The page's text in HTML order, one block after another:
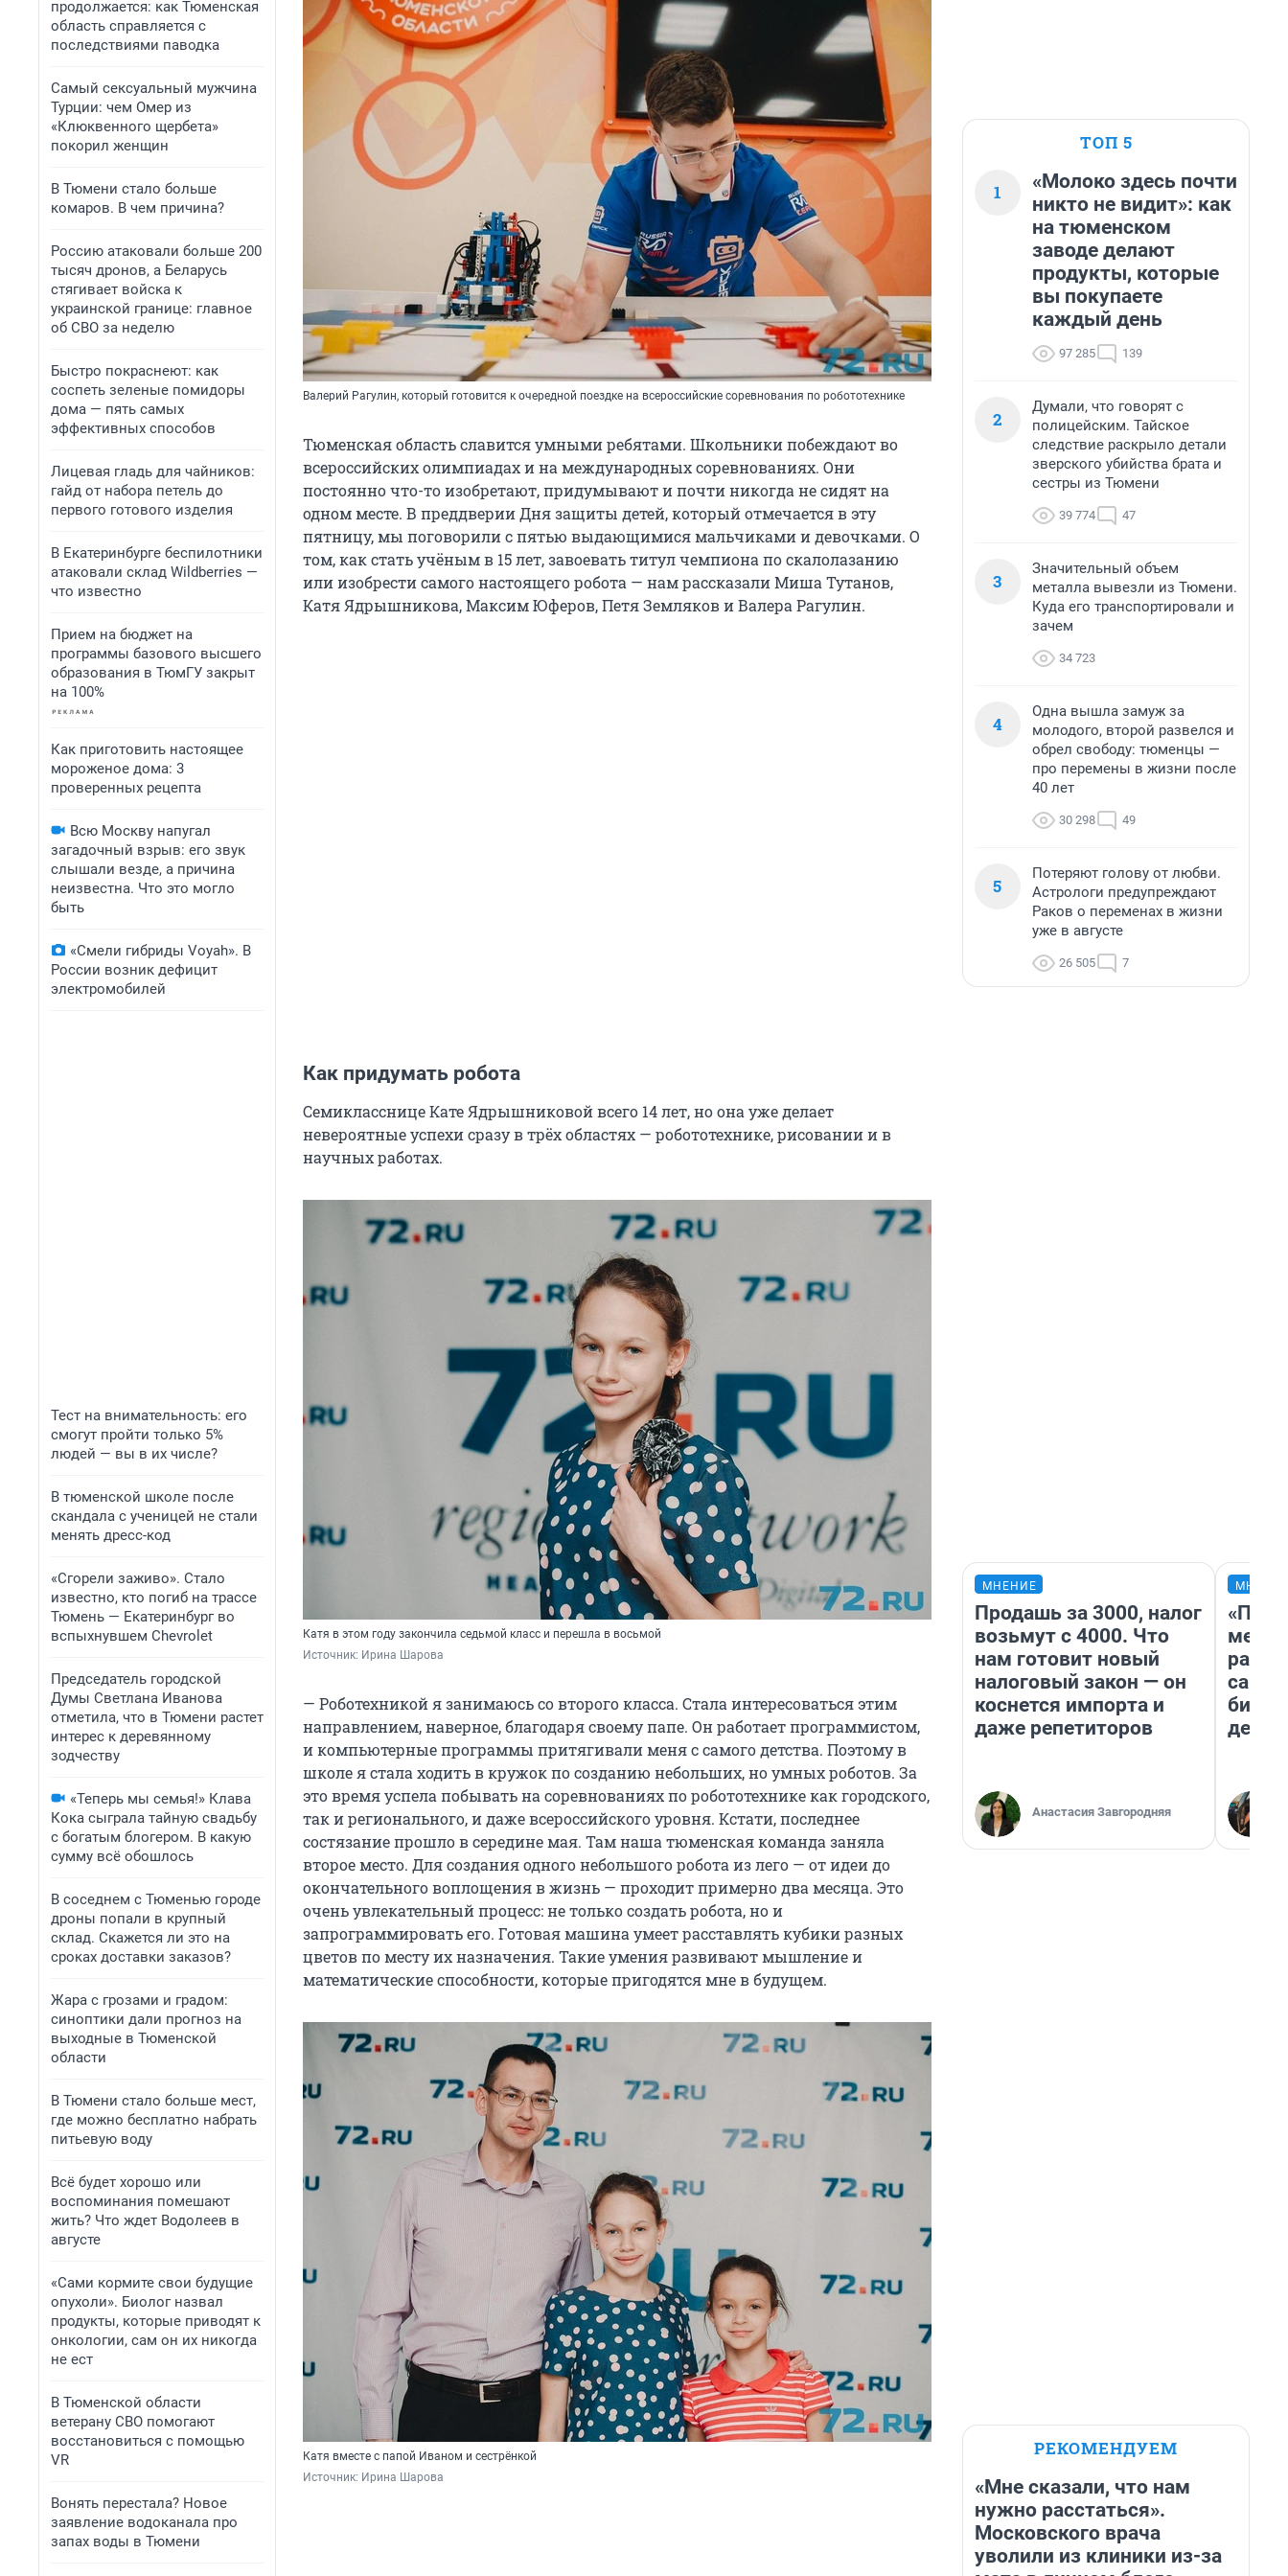
продолжается: как Тюменская
область справляется с
последствиями паводка
Самый сексуальный мужчина
Турции: чем Омер из
«Клюквенного щербета»
покорил женщин
В Тюмени стало больше
комаров. В чем причина?
Россию атаковали больше 200
тысяч дронов, а Беларусь
стягивает войска к
украинской границе: главное
об СВО за неделю
Быстро покраснеют: как
соспеть зеленые помидоры
дома — пять самых
эффективных способов
Лицевая гладь для чайников:
гайд от набора петель до
первого готового изделия
В Екатеринбурге беспилотники
атаковали склад Wildberries —
что известно
Прием на бюджет на
программы базового высшего
образования в ТюмГУ закрыт
на 100%
Как приготовить настоящее
мороженое дома: 3
проверенных рецепта
Всю Москву напугал
загадочный взрыв: его звук
слышали везде, а причина
неизвестна. Что это могло
быть
«Смели гибриды Voyah». В
России возник дефицит
электромобилей
Тест на внимательность: его
смогут пройти только 5%
людей — вы в их числе?
В тюменской школе после
скандала с ученицей не стали
менять дресс-код
«Сгорели заживо». Стало
известно, кто погиб на трассе
Тюмень — Екатеринбург во
вспыхнувшем Chevrolet
Председатель городской
Думы Светлана Иванова
отметила, что в Тюмени растет
интерес к деревянному
зодчеству
«Теперь мы семья!» Клава
Кока сыграла тайную свадьбу
с богатым блогером. В какую
сумму всё обошлось
В соседнем с Тюменью городе
дроны попали в крупный
склад. Скажется ли это на
сроках доставки заказов?
Жара с грозами и градом:
синоптики дали прогноз на
выходные в Тюменской
области
В Тюмени стало больше мест,
где можно бесплатно набрать
питьевую воду
Всё будет хорошо или
воспоминания помешают
жить? Что ждет Водолеев в
августе
«Сами кормите свои будущие
опухоли». Биолог назвал
продукты, которые приводят к
онкологии, сам он их никогда
не ест
В Тюменской области
ветерану СВО помогают
восстановиться с помощью
VR
Вонять перестала? Новое
заявление водоканала про
запах воды в Тюмени
Валерий Рагулин, который готовится к очередной поездке на всероссийские соревнования по робототехнике
Тюменская область славится умными ребятами. Школьники побеждают во
всероссийских олимпиадах и на международных соревнованиях. Они
постоянно что-то изобретают, придумывают и почти никогда не сидят на
одном месте. В преддверии Дня защиты детей, который отмечается в эту
пятницу, мы поговорили с пятью выдающимися мальчиками и девочками. О
том, как стать учёным в 15 лет, завоевать титул чемпиона по скалолазанию
или изобрести самого настоящего робота — нам рассказали Миша Тутанов,
Катя Ядрышникова, Максим Юферов, Петя Земляков и Валера Рагулин.
Как придумать робота
Семикласснице Кате Ядрышниковой всего 14 лет, но она уже делает
невероятные успехи сразу в трёх областях — робототехнике, рисовании и в
научных работах.
Катя в этом году закончила седьмой класс и перешла в восьмой
Источник: Ирина Шарова
— Роботехникой я занимаюсь со второго класса. Стала интересоваться этим
направлением, наверное, благодаря своему папе. Он работает программистом,
и компьютерные программы притягивали меня с самого детства. Поэтому в
школе я стала ходить в кружок по созданию небольших, но умных роботов. За
это время успела побывать на соревнованиях по робототехнике как городского,
так и регионального, и даже всероссийского уровня. Кстати, последнее
состязание прошло в середине мая. Там наша тюменская команда заняла
второе место. Для создания одного небольшого робота из лего — от идеи до
окончательного воплощения в жизнь — проходит примерно два месяца. Это
очень увлекательный процесс: не только создать робота, но и
запрограммировать его. Готовая машина умеет расставлять кубики разных
цветов по месту их назначения. Такие умения развивают мышление и
математические способности, которые пригодятся мне в будущем.
Катя вместе с папой Иваном и сестрёнкой
Источник: Ирина Шарова
ТОП 5
1
«Молоко здесь почти
никто не видит»: как
на тюменском
заводе делают
продукты, которые
вы покупаете
каждый день
97 285 139
2
Думали, что говорят с
полицейским. Тайское
следствие раскрыло детали
зверского убийства брата и
сестры из Тюмени
39 774 47
3
Значительный объем
металла вывезли из Тюмени.
Куда его транспортировали и
зачем
34 723
4
Одна вышла замуж за
молодого, второй развелся и
обрел свободу: тюменцы —
про перемены в жизни после
40 лет
30 298 49
5
Потеряют голову от любви.
Астрологи предупреждают
Раков о переменах в жизни
уже в августе
26 505 7
МНЕНИЕ
Продашь за 3000, налог
возьмут с 4000. Что
нам готовит новый
налоговый закон — он
коснется импорта и
даже репетиторов
Анастасия Завгородняя
РЕКОМЕНДУЕМ
«Мне сказали, что нам
нужно расстаться».
Московского врача
уволили из клиники из-за